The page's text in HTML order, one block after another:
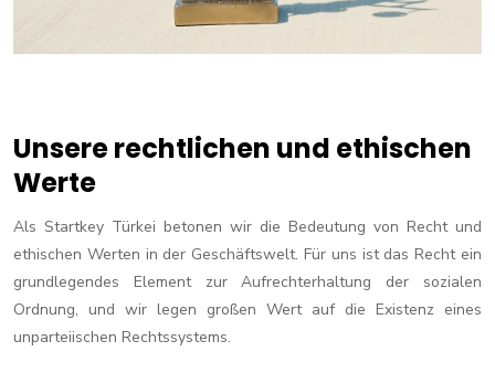
Unsere rechtlichen und ethischen
Werte
Als Startkey Türkei betonen wir die Bedeutung von Recht und
ethischen Werten in der Geschäftswelt. Für uns ist das Recht ein
grundlegendes Element zur Aufrechterhaltung der sozialen
Ordnung, und wir legen großen Wert auf die Existenz eines
unparteiischen Rechtssystems.